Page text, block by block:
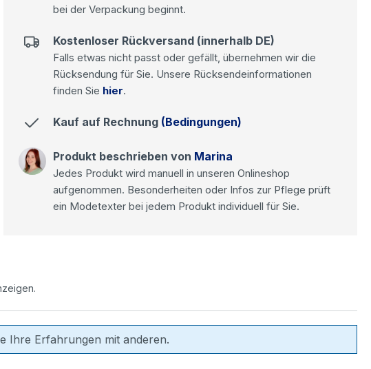
bei der Verpackung beginnt.
Kostenloser Rückversand (innerhalb DE)
Falls etwas nicht passt oder gefällt, übernehmen wir die
Rücksendung für Sie. Unsere Rücksendeinformationen
finden Sie hier.
Kauf auf Rechnung (Bedingungen)
Produkt beschrieben von Marina
Jedes Produkt wird manuell in unseren Onlineshop
aufgenommen. Besonderheiten oder Infos zur Pflege prüft
ein Modetexter bei jedem Produkt individuell für Sie.
Ihre Erfahrungen mit anderen.